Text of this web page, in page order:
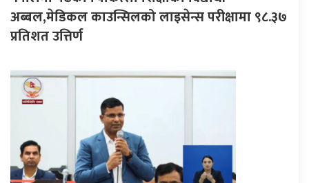
अब्बल,मेडिकल काउन्सिलको लाइसेन्स परीक्षामा ९८.३७
प्रतिशत उत्तिर्ण